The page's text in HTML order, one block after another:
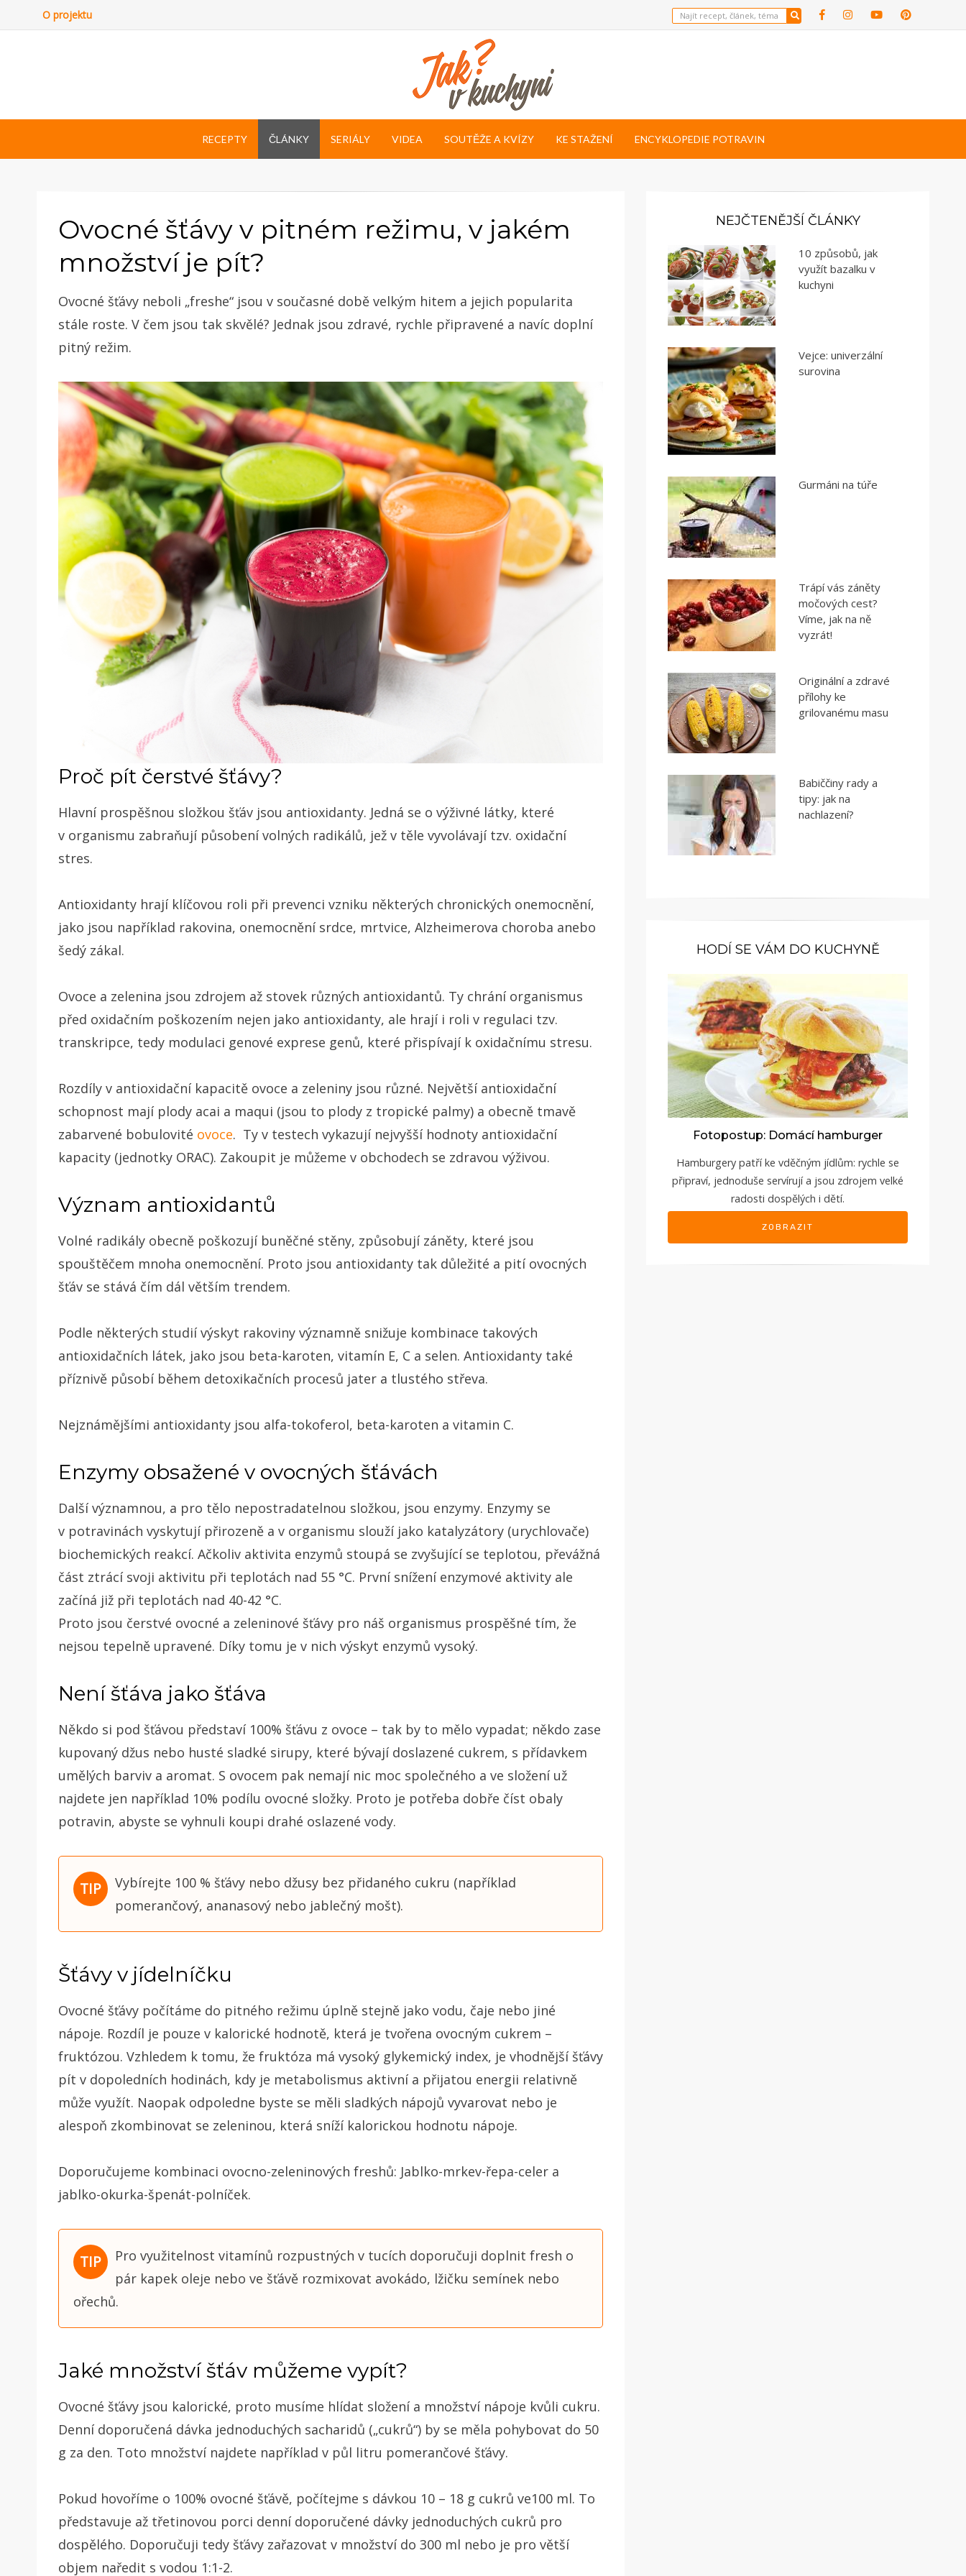
O projektu
RECEPTY ČLÁNKY SERIÁLY VIDEA SOUTĚŽE A KVÍZY KE STAŽENÍ ENCYKLOPEDIE POTRAVIN
Ovocné šťávy v pitném režimu, v jakém
množství je pít?
Ovocné šťávy neboli „freshe“ jsou v současné době velkým hitem a jejich popularita
stále roste. V čem jsou tak skvělé? Jednak jsou zdravé, rychle připravené a navíc doplní
pitný režim.
Proč pít čerstvé šťávy?
Hlavní prospěšnou složkou šťáv jsou antioxidanty. Jedná se o výživné látky, které
v organismu zabraňují působení volných radikálů, jež v těle vyvolávají tzv. oxidační
stres.
Antioxidanty hrají klíčovou roli při prevenci vzniku některých chronických onemocnění,
jako jsou například rakovina, onemocnění srdce, mrtvice, Alzheimerova choroba anebo
šedý zákal.
Ovoce a zelenina jsou zdrojem až stovek různých antioxidantů. Ty chrání organismus
před oxidačním poškozením nejen jako antioxidanty, ale hrají i roli v regulaci tzv.
transkripce, tedy modulaci genové exprese genů, které přispívají k oxidačnímu stresu.
Rozdíly v antioxidační kapacitě ovoce a zeleniny jsou různé. Největší antioxidační
schopnost mají plody acai a maqui (jsou to plody z tropické palmy) a obecně tmavě
zabarvené bobulovité ovoce. Ty v testech vykazují nejvyšší hodnoty antioxidační
kapacity (jednotky ORAC). Zakoupit je můžeme v obchodech se zdravou výživou.
Význam antioxidantů
Volné radikály obecně poškozují buněčné stěny, způsobují záněty, které jsou
spouštěčem mnoha onemocnění. Proto jsou antioxidanty tak důležité a pití ovocných
šťáv se stává čím dál větším trendem.
Podle některých studií výskyt rakoviny významně snižuje kombinace takových
antioxidačních látek, jako jsou beta-karoten, vitamín E, C a selen. Antioxidanty také
příznivě působí během detoxikačních procesů jater a tlustého střeva.
Nejznámějšími antioxidanty jsou alfa-tokoferol, beta-karoten a vitamin C.
Enzymy obsažené v ovocných šťávách
Další významnou, a pro tělo nepostradatelnou složkou, jsou enzymy. Enzymy se
v potravinách vyskytují přirozeně a v organismu slouží jako katalyzátory (urychlovače)
biochemických reakcí. Ačkoliv aktivita enzymů stoupá se zvyšující se teplotou, převážná
část ztrácí svoji aktivitu při teplotách nad 55 °C. První snížení enzymové aktivity ale
začíná již při teplotách nad 40-42 °C.
Proto jsou čerstvé ovocné a zeleninové šťávy pro náš organismus prospěšné tím, že
nejsou tepelně upravené. Díky tomu je v nich výskyt enzymů vysoký.
Není šťáva jako šťáva
Někdo si pod šťávou představí 100% šťávu z ovoce – tak by to mělo vypadat; někdo zase
kupovaný džus nebo husté sladké sirupy, které bývají doslazené cukrem, s přídavkem
umělých barviv a aromat. S ovocem pak nemají nic moc společného a ve složení už
najdete jen například 10% podílu ovocné složky. Proto je potřeba dobře číst obaly
potravin, abyste se vyhnuli koupi drahé oslazené vody.
Vybírejte 100 % šťávy nebo džusy bez přidaného cukru (například
pomerančový, ananasový nebo jablečný mošt).
Šťávy v jídelníčku
Ovocné šťávy počítáme do pitného režimu úplně stejně jako vodu, čaje nebo jiné
nápoje. Rozdíl je pouze v kalorické hodnotě, která je tvořena ovocným cukrem –
fruktózou. Vzhledem k tomu, že fruktóza má vysoký glykemický index, je vhodnější šťávy
pít v dopoledních hodinách, kdy je metabolismus aktivní a přijatou energii relativně
může využít. Naopak odpoledne byste se měli sladkých nápojů vyvarovat nebo je
alespoň zkombinovat se zeleninou, která sníží kalorickou hodnotu nápoje.
Doporučujeme kombinaci ovocno-zeleninových freshů: Jablko-mrkev-řepa-celer a
jablko-okurka-špenát-polníček.
Pro využitelnost vitamínů rozpustných v tucích doporučuji doplnit fresh o
pár kapek oleje nebo ve šťávě rozmixovat avokádo, lžičku semínek nebo
ořechů.
Jaké množství šťáv můžeme vypít?
Ovocné šťávy jsou kalorické, proto musíme hlídat složení a množství nápoje kvůli cukru.
Denní doporučená dávka jednoduchých sacharidů („cukrů“) by se měla pohybovat do 50
g za den. Toto množství najdete například v půl litru pomerančové šťávy.
Pokud hovoříme o 100% ovocné šťávě, počítejme s dávkou 10 – 18 g cukrů ve100 ml. To
představuje až třetinovou porci denní doporučené dávky jednoduchých cukrů pro
dospělého. Doporučuji tedy šťávy zařazovat v množství do 300 ml nebo je pro větší
objem naředit s vodou 1:1-2.
NEJČTENĚJŠÍ ČLÁNKY
10 způsobů, jak
využít bazalku v
kuchyni
Vejce: univerzální
surovina
Gurmáni na túře
Trápí vás záněty
močových cest?
Víme, jak na ně
vyzrát!
Originální a zdravé
přílohy ke
grilovanému masu
Babiččiny rady a
tipy: jak na
nachlazení?
HODÍ SE VÁM DO KUCHYNĚ
Fotopostup: Domácí hamburger
Hamburgery patří ke vděčným jídlům: rychle se
připraví, jednoduše servírují a jsou zdrojem velké
radosti dospělých i dětí.
ZOBRAZIT